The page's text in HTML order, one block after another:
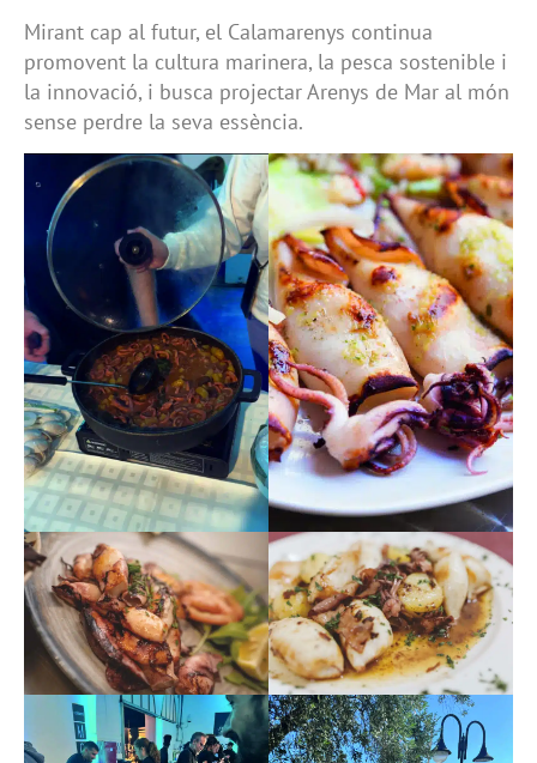
Mirant cap al futur, el Calamarenys continua
promovent la cultura marinera, la pesca sostenible i
la innovació, i busca projectar Arenys de Mar al món
sense perdre la seva essència.